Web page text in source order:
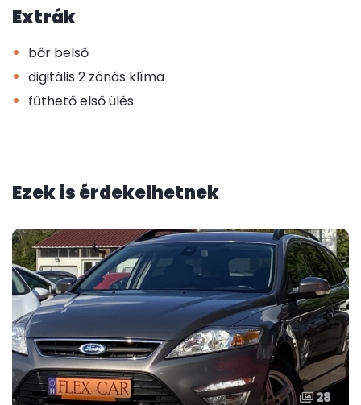
Extrák
• bőr belső
• digitális 2 zónás klíma
• fűthető első ülés
Ezek is érdekelhetnek
28